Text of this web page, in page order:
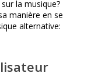
la musique?
manière en se
alternative: